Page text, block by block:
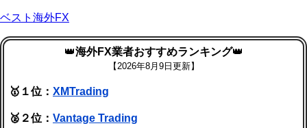
ベスト海外FX
👑海外FX業者おすすめランキング👑
【2026年8月9日更新】
🥇１位： XMTrading
🥈２位： Vantage Trading